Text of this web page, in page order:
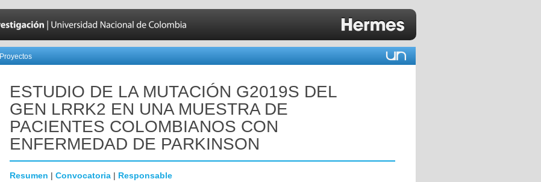
Proyectos
ESTUDIO DE LA MUTACIÓN G2019S DEL
GEN LRRK2 EN UNA MUESTRA DE
PACIENTES COLOMBIANOS CON
ENFERMEDAD DE PARKINSON
Resumen | Convocatoria | Responsable